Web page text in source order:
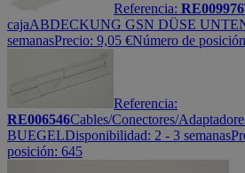
Referencia: RE009976
cajaABDECKUNG GSN DÜSE
semanasPrecio: 9,05 €Número de
Referencia:
RE006546Cables/Conectores/
BUEGELDisponibilidad: 2 - 3 semanas
posición: 645